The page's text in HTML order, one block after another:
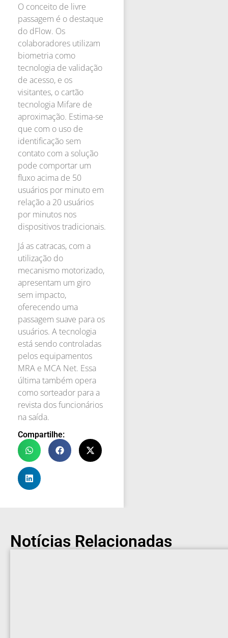
O conceito de livre
passagem é o destaque
do dFlow. Os
colaboradores utilizam
biometria como
tecnologia de validação
de acesso, e os
visitantes, o cartão
tecnologia Mifare de
aproximação. Estima-se
que com o uso de
identificação sem
contato com a solução
pode comportar um
fluxo acima de 50
usuários por minuto em
relação a 20 usuários
por minutos nos
dispositivos tradicionais.
Já as catracas, com a
utilização do
mecanismo motorizado,
apresentam um giro
sem impacto,
oferecendo uma
passagem suave para os
usuários. A tecnologia
está sendo controladas
pelos equipamentos
MRA e MCA Net. Essa
última também opera
como sorteador para a
revista dos funcionários
na saída.
Compartilhe:
Notícias Relacionadas